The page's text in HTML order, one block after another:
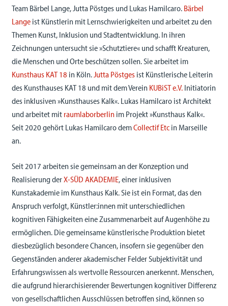
Team Bärbel Lange, Jutta Pöstges und Lukas Hamilcaro. Bärbel
Langeist Künstlerin mit Lernschwierigkeiten und arbeitet zu den
Themen Kunst, Inklusion und Stadtentwicklung. In ihren
Zeichnungen untersucht sie »Schutztiere« und schafft Kreaturen,
die Menschen und Orte beschützen sollen. Sie arbeitet im
Kunsthaus KAT 18 in Köln.Jutta Pöstgesist Künstlerische Leiterin
des Kunsthauses KAT 18 und mit dem Verein KUBiST e.V.Initiatorin
des inklusiven »Kunsthauses Kalk«. Lukas Hamilcaro ist Architekt
und arbeitet mit raumlaborberlinim Projekt »Kunsthaus Kalk«.
Seit 2020 gehört Lukas Hamilcaro demCollectif Etcin Marseille
an.
Seit 2017 arbeiten sie gemeinsam an der Konzeption und
Realisierung derX-SÜD AKADEMIE, einer inklusiven
Kunstakademie im Kunsthaus Kalk. Sie ist ein Format, das den
Anspruch verfolgt, Künstler:innen mit unterschiedlichen
kognitiven Fähigkeiten eine Zusammenarbeit auf Augenhöhe zu
ermöglichen. Die gemeinsame künstlerische Produktion bietet
diesbezüglich besondere Chancen, insofern sie gegenüber den
Gegenständen anderer akademischer Felder Subjektivität und
Erfahrungswissen als wertvolle Ressourcen anerkennt. Menschen,
die aufgrund hierarchisierender Bewertungen kognitiver Differenz
von gesellschaftlichen Ausschlüssen betroffen sind, können so